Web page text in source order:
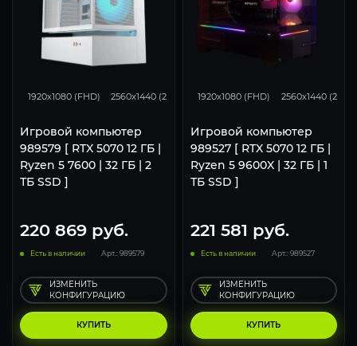
1920x1080 (FHD) 2560x1440 (2K) 3840x2160 (4K)
Игровой компьютер
989579 [ RTX 5070 12 ГБ |
Ryzen 5 7600 | 32 ГБ | 2
ТБ SSD ]
220 869 руб.
Есть в наличии Арт.: 989579
КУПИТЬ
ИЗМЕНИТЬ
КОНФИГУРАЦИЮ
1920x1080 (FHD) 2560x1440 (2K)
Игровой компьютер
989527 [ RTX 5070 12 ГБ |
Ryzen 5 9600X | 32 ГБ | 1
ТБ SSD ]
221 581 руб.
Есть в наличии Арт.: 989527
КУПИТЬ
ИЗМЕНИТЬ
КОНФИГУРАЦИЮ